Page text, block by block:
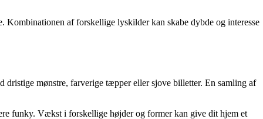
af forskellige lyskilder kan skabe dybde og interesse
mønstre, farverige tæpper eller sjove billetter. En samling af
funky. Vækst i forskellige højder og former kan give dit hjem et